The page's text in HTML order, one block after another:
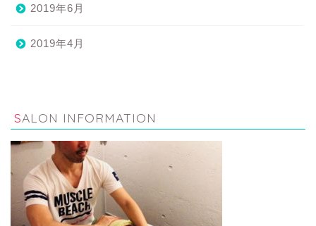
2019年6月
2019年4月
SALON INFORMATION